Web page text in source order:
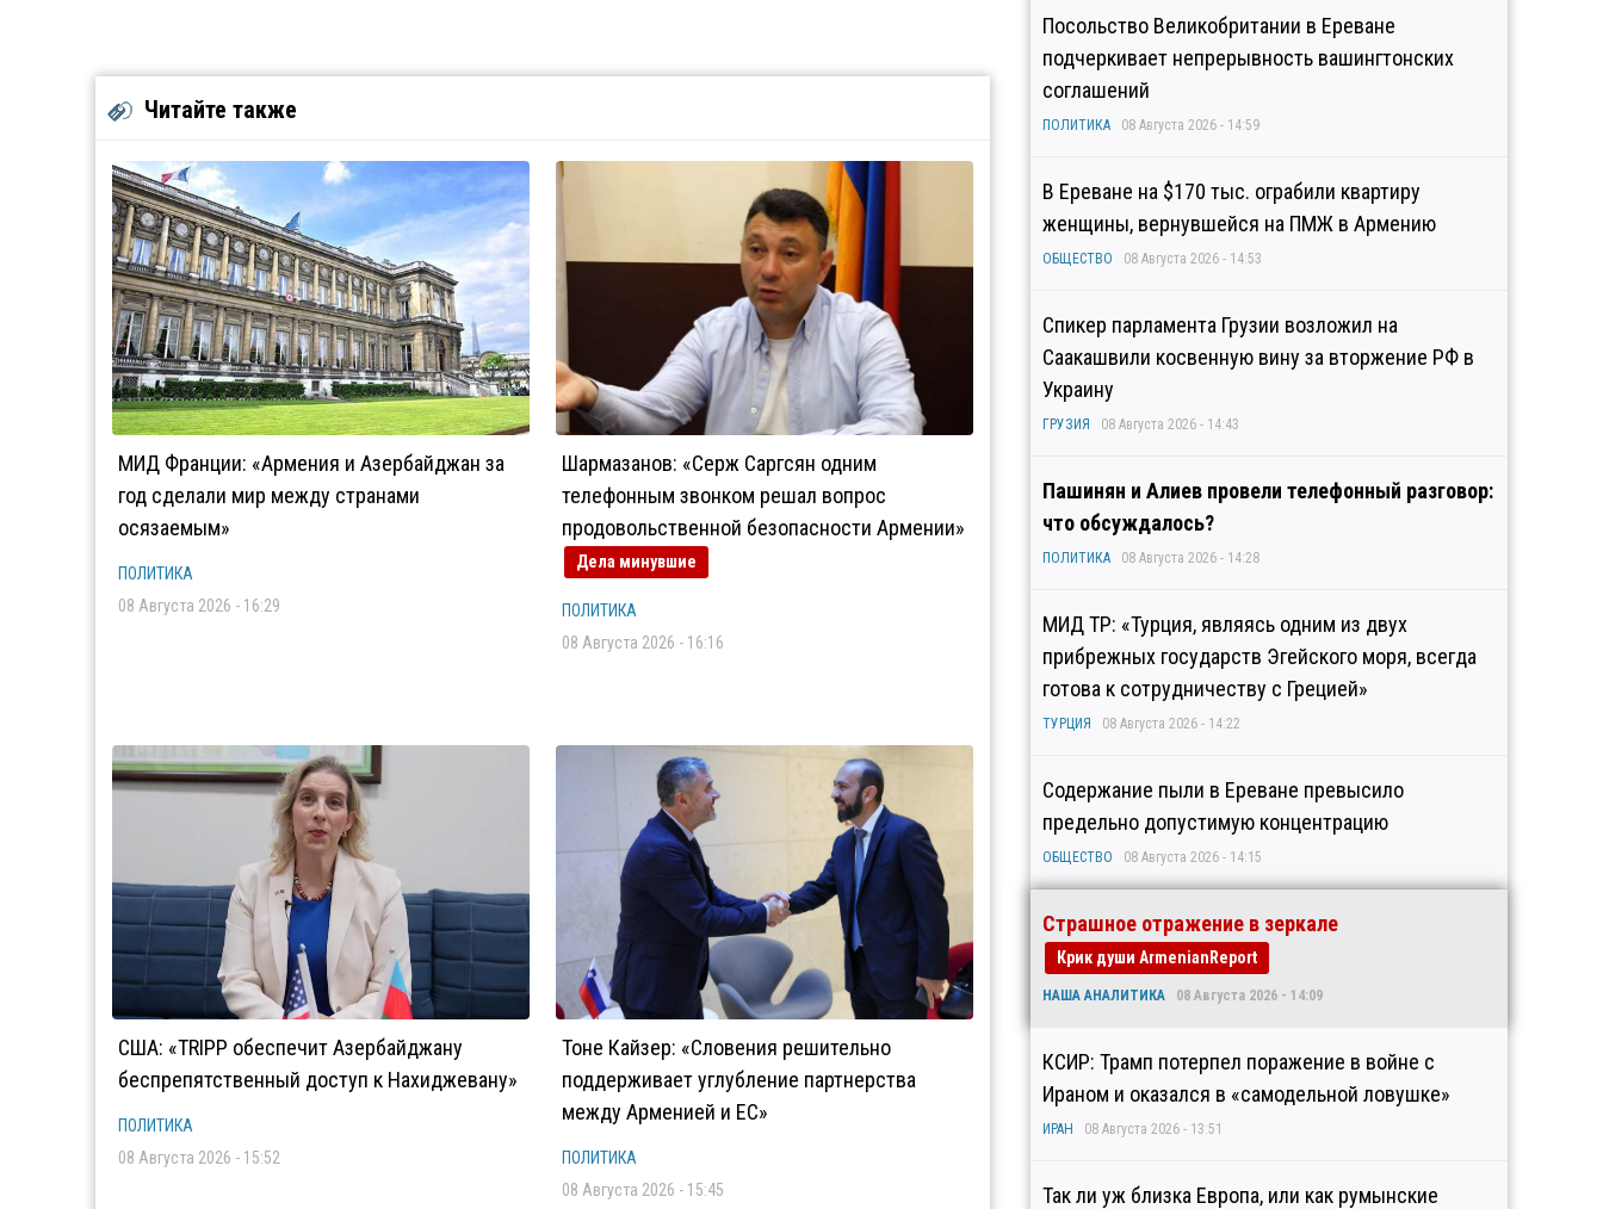
Читайте также
МИД Франции: «Армения и Азербайджан за
год сделали мир между странами
осязаемым»
ПОЛИТИКА
08 Августа 2026 - 16:29
Шармазанов: «Серж Саргсян одним
телефонным звонком решал вопрос
продовольственной безопасности Армении»
Дела минувшие
ПОЛИТИКА
08 Августа 2026 - 16:16
США: «TRIPP обеспечит Азербайджану
беспрепятственный доступ к Нахиджевану»
ПОЛИТИКА
08 Августа 2026 - 15:52
Тоне Кайзер: «Словения решительно
поддерживает углубление партнерства
между Арменией и ЕС»
ПОЛИТИКА
08 Августа 2026 - 15:45
Посольство Великобритании в Ереване
подчеркивает непрерывность вашингтонских
соглашений
ПОЛИТИКА 08 Августа 2026 - 14:59
В Ереване на $170 тыс. ограбили квартиру
женщины, вернувшейся на ПМЖ в Армению
ОБЩЕСТВО 08 Августа 2026 - 14:53
Спикер парламента Грузии возложил на
Саакашвили косвенную вину за вторжение РФ в
Украину
ГРУЗИЯ 08 Августа 2026 - 14:43
Пашинян и Алиев провели телефонный разговор:
что обсуждалось?
ПОЛИТИКА 08 Августа 2026 - 14:28
МИД ТР: «Турция, являясь одним из двух
прибрежных государств Эгейского моря, всегда
готова к сотрудничеству с Грецией»
ТУРЦИЯ 08 Августа 2026 - 14:22
Содержание пыли в Ереване превысило
предельно допустимую концентрацию
ОБЩЕСТВО 08 Августа 2026 - 14:15
Страшное отражение в зеркале
Крик души ArmenianReport
НАША АНАЛИТИКА 08 Августа 2026 - 14:09
КСИР: Трамп потерпел поражение в войне с
Ираном и оказался в «самодельной ловушке»
ИРАН 08 Августа 2026 - 13:51
Так ли уж близка Европа, или как румынские